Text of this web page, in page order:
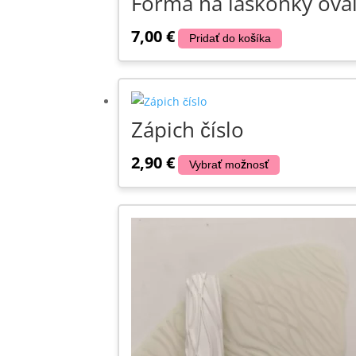
7,00€ Pridať do košíka
Zápich číslo
2,90€ Vybrať možnosť